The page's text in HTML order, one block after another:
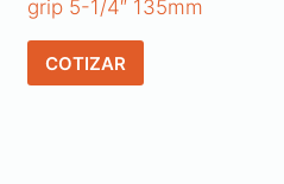
grip 5-1/4″ 135mm
COTIZAR